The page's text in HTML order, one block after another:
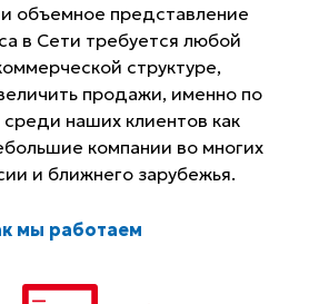
объемное представление
в Сети требуется любой
структуре,
продажи, именно по
наших клиентов как
компании во многих
и ближнего зарубежья.
мы работаем